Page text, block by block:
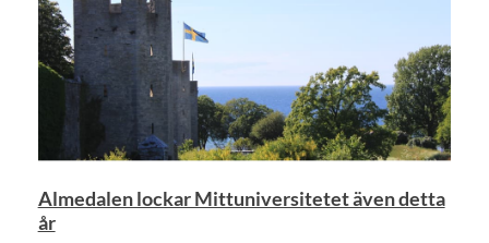
Almedalen lockar Mittuniversitetet även detta
år